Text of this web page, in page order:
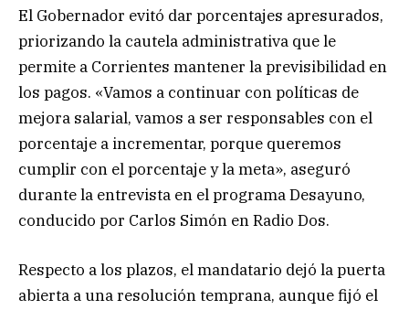
El Gobernador evitó dar porcentajes apresurados,
priorizando la cautela administrativa que le
permite a Corrientes mantener la previsibilidad en
los pagos. «Vamos a continuar con políticas de
mejora salarial, vamos a ser responsables con el
porcentaje a incrementar, porque queremos
cumplir con el porcentaje y la meta», aseguró
durante la entrevista en el programa Desayuno,
conducido por Carlos Simón en Radio Dos.
Respecto a los plazos, el mandatario dejó la puerta
abierta a una resolución temprana, aunque fijó el